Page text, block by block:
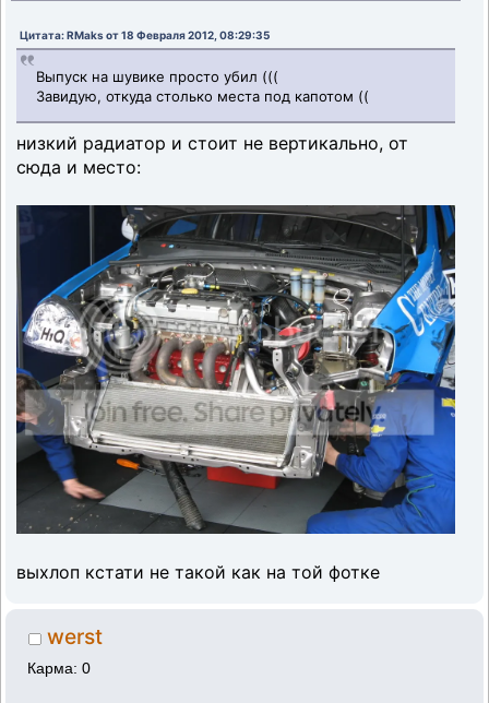
Цитата: RMaks от 18 Февраля 2012, 08:29:35
Выпуск на шувике просто убил (((
Завидую, откуда столько места под капотом ((
низкий радиатор и стоит не вертикально, от
сюда и место:
выхлоп кстати не такой как на той фотке
werst
Карма: 0